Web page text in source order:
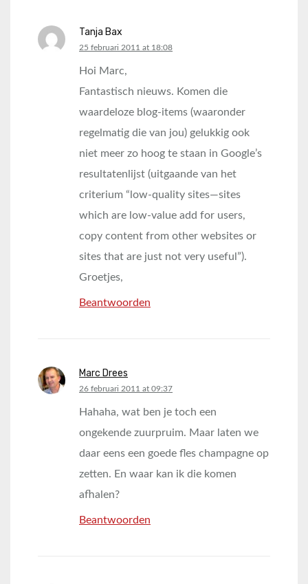
Tanja Bax
says:
25 februari 2011 at 18:08
Hoi Marc,
Fantastisch nieuws. Komen die
waardeloze blog-items (waaronder
regelmatig die van jou) gelukkig ook
niet meer zo hoog te staan in Google’s
resultatenlijst (uitgaande van het
criterium “low-quality sites—sites
which are low-value add for users,
copy content from other websites or
sites that are just not very useful”).
Groetjes,
Beantwoorden
Marc Drees
says:
26 februari 2011 at 09:37
Hahaha, wat ben je toch een
ongekende zuurpruim. Maar laten we
daar eens een goede fles champagne op
zetten. En waar kan ik die komen
afhalen?
Beantwoorden